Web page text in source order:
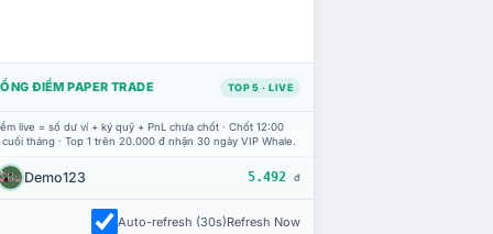
ĐIỂM PAPER TRADE TOP 5 · LIVE
live = số dư ví + ký quỹ + PnL chưa chốt · Chốt 12:00
tháng · Top 1 trên 20.000 đ nhận 30 ngày VIP Whale.
Demo123 5.492 đ
Auto-refresh (30s)Refresh Now